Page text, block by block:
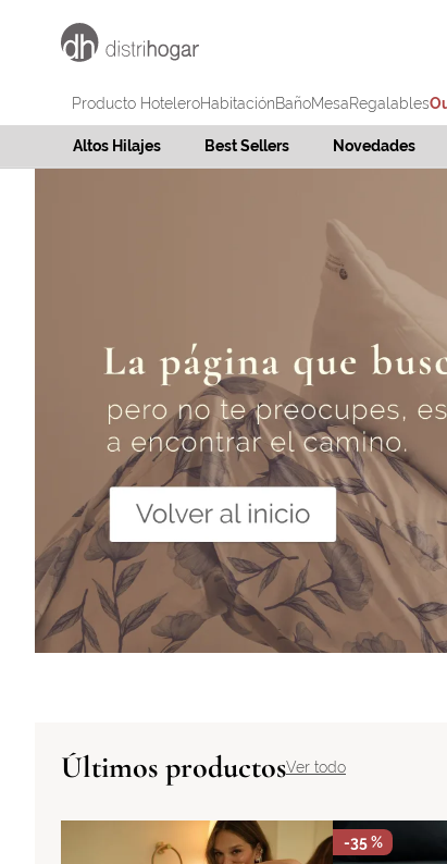
Producto HoteleroHabitaciónBañoMesaRegalables
Altos Hilajes Best Sellers Novedades
Últimos productosVer todo
-35 %